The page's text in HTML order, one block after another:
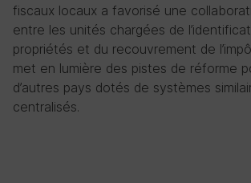
fiscaux locaux a favorisé une
entre les unités chargées de
propriétés et du recouvrement de
met en lumière des pistes de réforme
d’autres pays dotés de systèmes
centralisés.